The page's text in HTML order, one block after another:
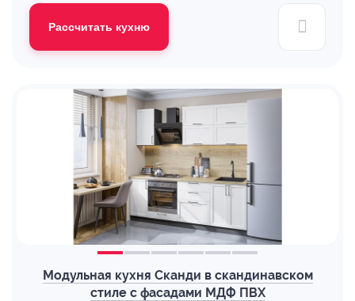
Рассчитать кухню
Модульная кухня Сканди в скандинавском
стиле с фасадами МДФ ПВХ